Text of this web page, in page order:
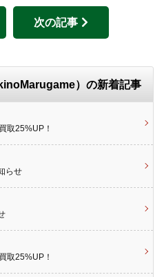
次の記事
）の新着記事
取25%UP！
らせ
取25%UP！